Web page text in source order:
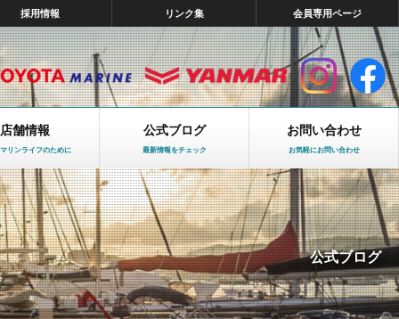
採用情報 リンク集 会員専用ページ
店舗情報
リンライフのために
公式ブログ
最新情報をチェック
お問い合わせ
お気軽にお問い合わせ
公式ブログ